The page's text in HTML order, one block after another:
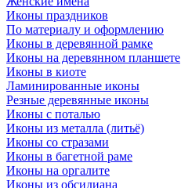
Иконы праздников
По материалу и оформлению
Иконы в деревянной рамке
Иконы на деревянном планшете
Иконы в киоте
Ламинированные иконы
Резные деревянные иконы
Иконы с поталью
Иконы из металла (литьё)
Иконы со стразами
Иконы в багетной раме
Иконы на оргалите
Иконы из обсидиана